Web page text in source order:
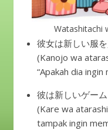
Watashitachi
彼女は新しい服
(Kanojo wa
“Apakah dia
彼は新しいゲー
(Kare wa
tampak ingin